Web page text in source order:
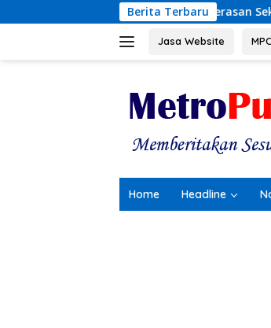
ke
Berita Terbaru
Kekerasan Seksual oleh Ayah Angkat
Jasa Website
Home Headline